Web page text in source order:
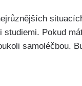
studiemi. ​Pokud
samoléčbou.